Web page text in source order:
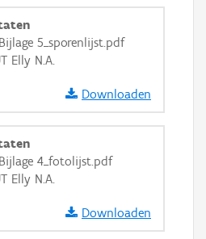
5_sporenlijst.pdf
Elly N.A.
Downloaden
4_fotolijst.pdf
Elly N.A.
Downloaden